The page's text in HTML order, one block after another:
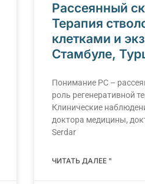
Рассеянный
Терапия
клетками и
Стамбуле,
Понимание РС –
роль регенеративной
Клинические
доктора медицины,
Serdar
ЧИТАТЬ ДАЛЕЕ "